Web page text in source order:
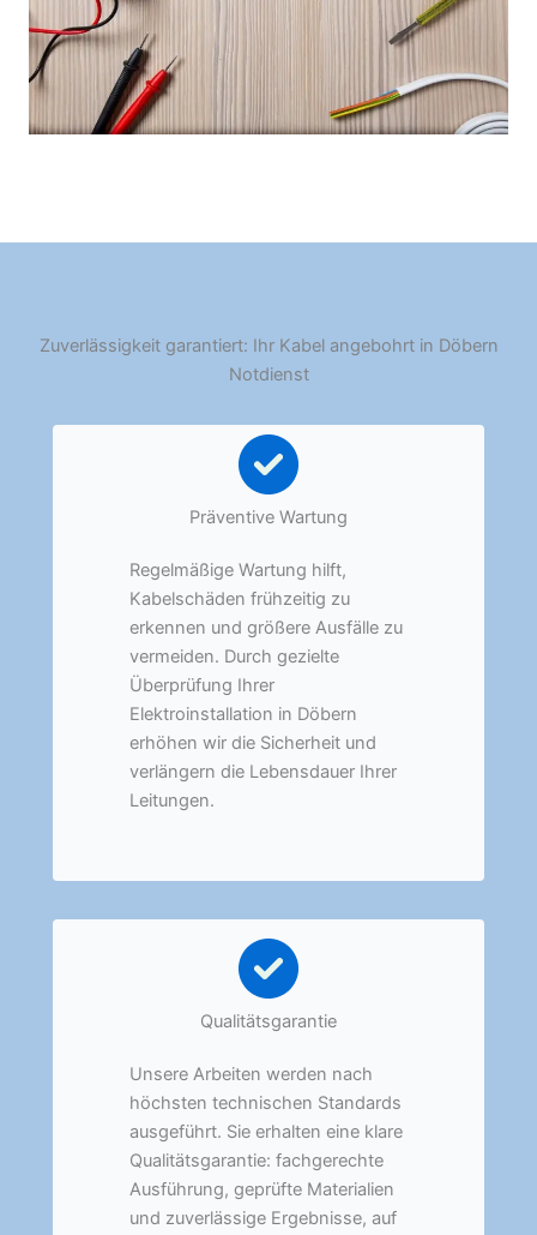
Zuverlässigkeit garantiert: Ihr Kabel angebohrt in Döbern
Notdienst
Präventive Wartung
Regelmäßige Wartung hilft,
Kabelschäden frühzeitig zu
erkennen und größere Ausfälle zu
vermeiden. Durch gezielte
Überprüfung Ihrer
Elektroinstallation in Döbern
erhöhen wir die Sicherheit und
verlängern die Lebensdauer Ihrer
Leitungen.
Qualitätsgarantie
Unsere Arbeiten werden nach
höchsten technischen Standards
ausgeführt. Sie erhalten eine klare
Qualitätsgarantie: fachgerechte
Ausführung, geprüfte Materialien
und zuverlässige Ergebnisse, auf